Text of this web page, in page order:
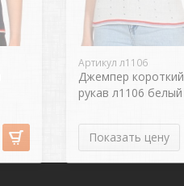
Артикул л1106
Джемпер короткий
рукав л1106 белый
Показать цену